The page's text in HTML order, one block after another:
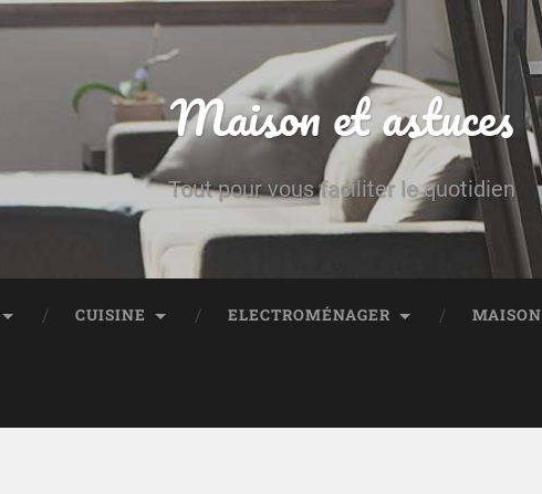
Maison et astuces
Tout pour vous faciliter le quotidien
CUISINE ELECTROMÉNAGER MAISON